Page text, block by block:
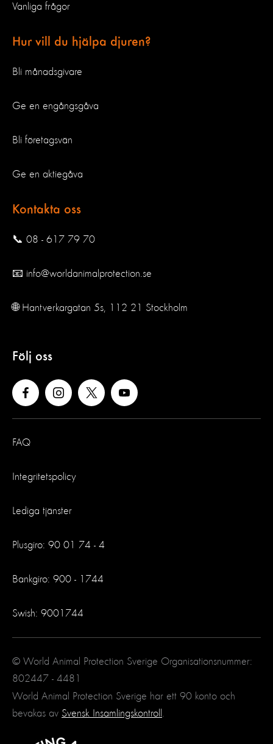
Vanliga frågor
Hur vill du hjälpa djuren?
Bli månadsgivare
Ge en engångsgåva
Bli företagsvän
Ge en aktiegåva
Kontakta oss
📞 08 - 617 79 70
📧 info@worldanimalprotection.se
🌐 Hantverkargatan 5s, 112 21 Stockholm
Följ oss
FAQ
Integritetspolicy
Lediga tjänster
Plusgiro: 90 01 74 - 4
Bankgiro: 900 - 1744
Swish: 9001744
© World Animal Protection Sverige Organisationsnummer:
802447 - 4481
World Animal Protection Sverige har ett 90 konto och
bevakas av Svensk Insamlingskontroll